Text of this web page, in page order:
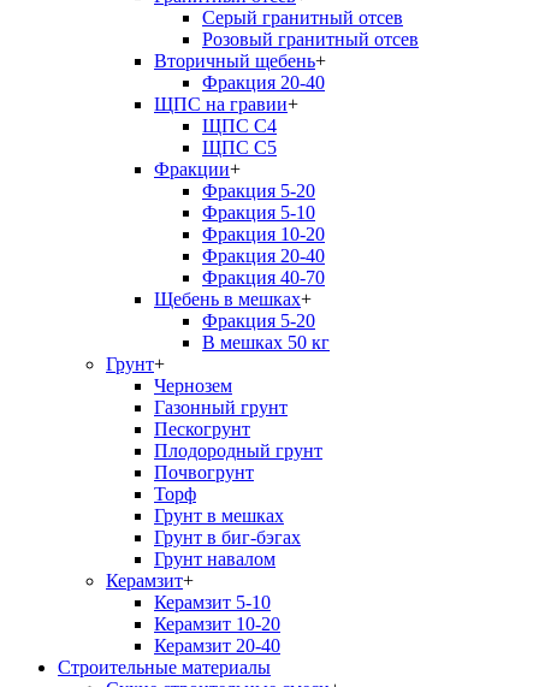
Серый гранитный отсев
Розовый гранитный отсев
Вторичный щебень+
Фракция 20-40
ЩПС на гравии+
ЩПС С4
ЩПС С5
Фракции+
Фракция 5-20
Фракция 5-10
Фракция 10-20
Фракция 20-40
Фракция 40-70
Щебень в мешках+
Фракция 5-20
В мешках 50 кг
Грунт+
Чернозем
Газонный грунт
Пескогрунт
Плодородный грунт
Почвогрунт
Торф
Грунт в мешках
Грунт в биг-бэгах
Грунт навалом
Керамзит+
Керамзит 5-10
Керамзит 10-20
Керамзит 20-40
Строительные материалы